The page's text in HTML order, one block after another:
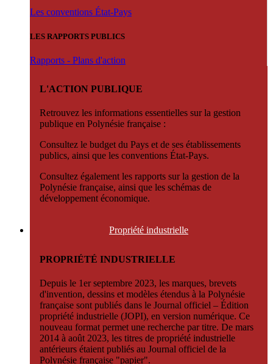
Les conventions État-Pays
LES RAPPORTS PUBLICS
Rapports - Plans d'action
L'ACTION PUBLIQUE
Retrouvez les informations essentielles sur la gestion
publique en Polynésie française :
Consultez le budget du Pays et de ses établissements
publics, ainsi que les conventions État-Pays.
Consultez également les rapports sur la gestion de la
Polynésie française, ainsi que les schémas de
développement économique.
Propriété industrielle
PROPRIÉTÉ INDUSTRIELLE
Depuis le 1er septembre 2023, les marques, brevets
d'invention, dessins et modèles étendus à la Polynésie
française sont publiés dans le Journal officiel – Édition
propriété industrielle (JOPI), en version numérique. Ce
nouveau format permet une recherche par titre. De mars
2014 à août 2023, les titres de propriété industrielle
antérieurs étaient publiés au Journal officiel de la
Polynésie française "papier".